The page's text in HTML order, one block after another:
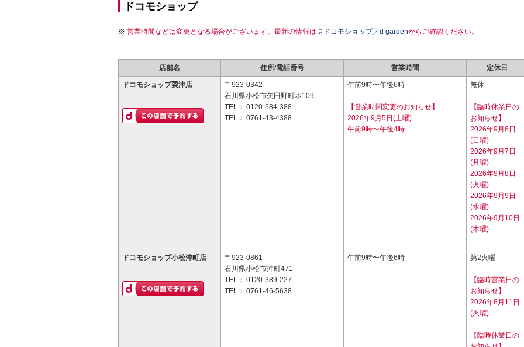
ドコモショップ
営業時間などは変更となる場合がございます。最新の情報は ドコモショップ／d gardenからご確認ください。
店舗名 住所/電話番号 営業時間 定休日
ドコモショップ粟津店
〒923-0342
石川県小松市矢田野町ホ109
TEL： 0120-684-388
TEL： 0761-43-4388
午前9時〜午後6時
【営業時間変更のお知らせ】
2026年9月5日(土曜)
午前9時〜午後4時
無休
【臨時休業日の
お知らせ】
2026年9月6日
(日曜)
2026年9月7日
(月曜)
2026年9月8日
(火曜)
2026年9月9日
(水曜)
2026年9月10日
(木曜)
ドコモショップ小松沖町店
〒923-0861
石川県小松市沖町471
TEL： 0120-389-227
TEL： 0761-46-5638
午前9時〜午後6時 第2火曜
【臨時営業日の
お知らせ】
2026年8月11日
(火曜)
【臨時休業日の